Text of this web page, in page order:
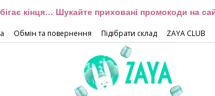
кінця… Шукайте приховані промокоди на
Обмін та повернення Підібрати склад ZAYA CLUB